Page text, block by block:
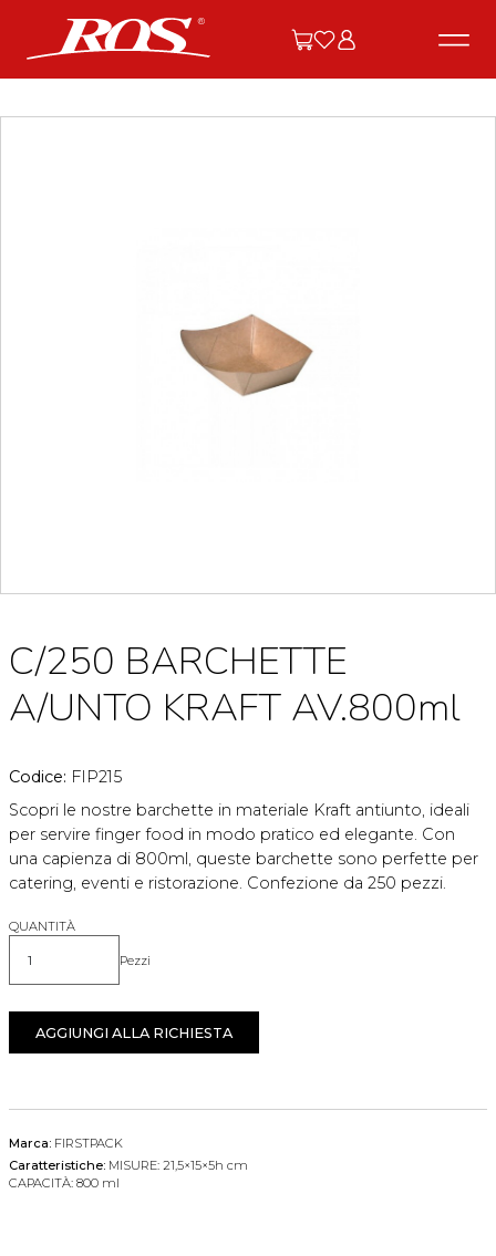
C/250 BARCHETTE
A/UNTO KRAFT AV.800ml
Codice: FIP215
Scopri le nostre barchette in materiale Kraft antiunto, ideali
per servire finger food in modo pratico ed elegante. Con
una capienza di 800ml, queste barchette sono perfette per
catering, eventi e ristorazione. Confezione da 250 pezzi.
QUANTITÀ
Quantità Pezzi
AGGIUNGI ALLA RICHIESTA
Marca: FIRSTPACK
Caratteristiche: MISURE: 21,5×15×5h cm
CAPACITÀ: 800 ml